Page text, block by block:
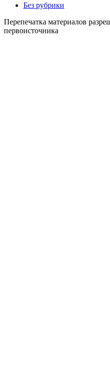
Без рубрики
Перепечатка материалов
первоисточника